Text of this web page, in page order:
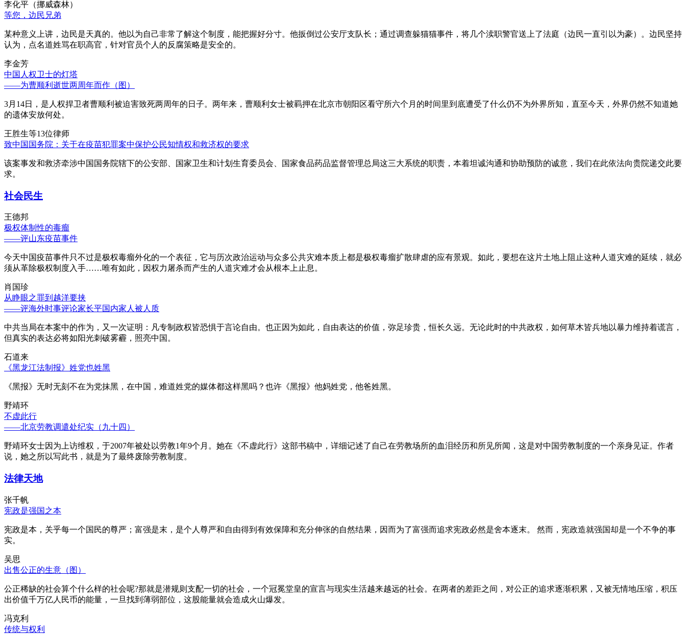
李化平（挪威森林）
等您，边民兄弟
某种意义上讲，边民是天真的。他以为自己非常了解这个制度，能把握好分寸。他扳倒过公安厅支队长；通过调查躲猫猫事件，将几个渎职警官送上了法庭（边民一直引以为豪）。边民坚持
认为，点名道姓骂在职高官，针对官员个人的反腐策略是安全的。
李金芳
中国人权卫士的灯塔
——为曹顺利逝世两周年而作（图）
3月14日，是人权捍卫者曹顺利被迫害致死两周年的日子。两年来，曹顺利女士被羁押在北京市朝阳区看守所六个月的时间里到底遭受了什么仍不为外界所知，直至今天，外界仍然不知道她
的遗体安放何处。
王胜生等13位律师
致中国国务院：关于在疫苗犯罪案中保护公民知情权和救济权的要求
该案事发和救济牵涉中国国务院辖下的公安部、国家卫生和计划生育委员会、国家食品药品监督管理总局这三大系统的职责，本着坦诚沟通和协助预防的诚意，我们在此依法向贵院递交此要
求。
社会民生
王德邦
极权体制性的毒瘤
——评山东疫苗事件
今天中国疫苗事件只不过是极权毒瘤外化的一个表征，它与历次政治运动与众多公共灾难本质上都是极权毒瘤扩散肆虐的应有景观。如此，要想在这片土地上阻止这种人道灾难的延续，就必
须从革除极权制度入手……唯有如此，因权力屠杀而产生的人道灾难才会从根本上止息。
肖国珍
从睁眼之罪到越洋要挟
——评海外时事评论家长平国内家人被人质
中共当局在本案中的作为，又一次证明：凡专制政权皆恐惧于言论自由。也正因为如此，自由表达的价值，弥足珍贵，恒长久远。无论此时的中共政权，如何草木皆兵地以暴力维持着谎言，
但真实的表达必将如阳光刺破雾霾，照亮中国。
石道来
《黑龙江法制报》姓党也姓黑
《黑报》无时无刻不在为党抹黑，在中国，难道姓党的媒体都这样黑吗？也许《黑报》他妈姓党，他爸姓黑。
野靖环
不虚此行
——北京劳教调遣处纪实（九十四）
野靖环女士因为上访维权，于2007年被处以劳教1年9个月。她在《不虚此行》这部书稿中，详细记述了自己在劳教场所的血泪经历和所见所闻，这是对中国劳教制度的一个亲身见证。作者
说，她之所以写此书，就是为了最终废除劳教制度。
法律天地
张千帆
宪政是强国之本
宪政是本，关乎每一个国民的尊严；富强是末，是个人尊严和自由得到有效保障和充分伸张的自然结果，因而为了富强而追求宪政必然是舍本逐末。 然而，宪政造就强国却是一个不争的事
实。
吴思
出售公正的生意（图）
公正稀缺的社会算个什么样的社会呢?那就是潜规则支配一切的社会，一个冠冕堂皇的宣言与现实生活越来越远的社会。在两者的差距之间，对公正的追求逐渐积累，又被无情地压缩，积压
出价值千万亿人民币的能量，一旦找到薄弱部位，这股能量就会造成火山爆发。
冯克利
传统与权利